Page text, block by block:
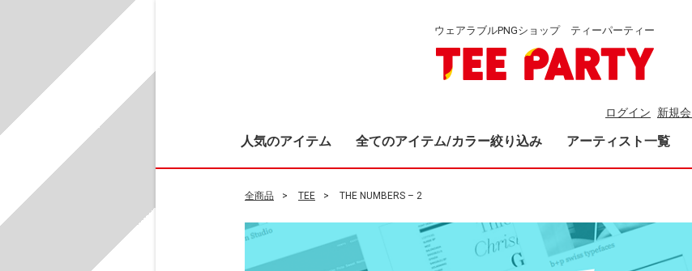
ウェアラブルPNGショップ ティーパーティー
ログイン 新規
人気のアイテム 全てのアイテム/カラー絞り込み アーティスト一覧
全商品 TEE THE NUMBERS – 2